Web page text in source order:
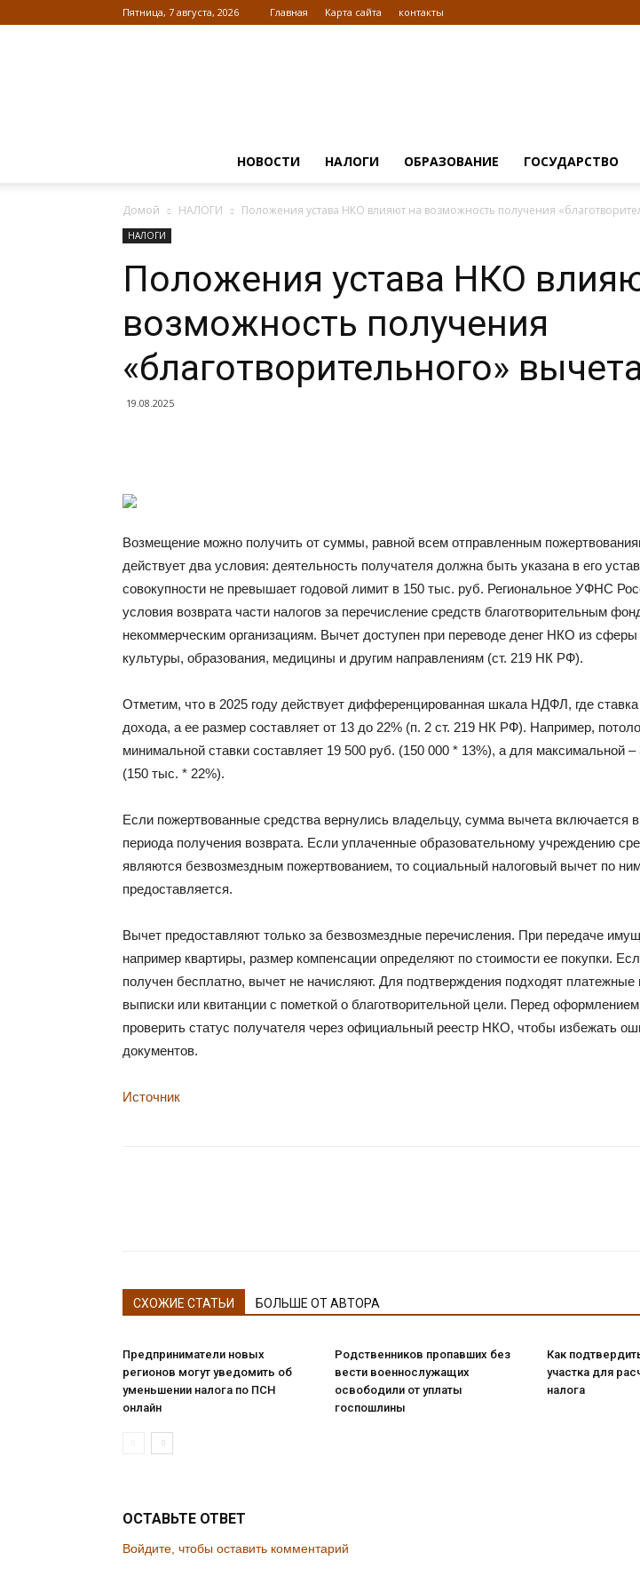
Пятница, 7 августа, 2026 Главная Карта сайта контакты
портал
НОВОСТИ НАЛОГИ ОБРАЗОВАНИЕ ГОСУДАРСТВО
Домой НАЛОГИ Положения устава НКО влияют на возможность получения
НАЛОГИ
Положения устава НКО
возможность получения
«благотворительного»
19.08.2025
Возмещение можно получить от суммы, равной всем отправленным
действует два условия: деятельность получателя должна быть указана в его
совокупности не превышает годовой лимит в 150 тыс. руб. Региональное УФНС
условия возврата части налогов за перечисление средств благотворительным
некоммерческим организациям. Вычет доступен при переводе денег НКО из сферы
культуры, образования, медицины и другим направлениям (ст. 219 НК РФ).
Отметим, что в 2025 году действует дифференцированная шкала НДФЛ, где ставка
дохода, а ее размер составляет от 13 до 22% (п. 2 ст. 219 НК РФ). Например,
минимальной ставки составляет 19 500 руб. (150 000 * 13%), а для максимальной
(150 тыс. * 22%).
Если пожертвованные средства вернулись владельцу, сумма вычета включается
периода получения возврата. Если уплаченные образовательному учреждению
являются безвозмездным пожертвованием, то социальный налоговый вычет по
предоставляется.
Вычет предоставляют только за безвозмездные перечисления. При передаче
например квартиры, размер компенсации определяют по стоимости ее покупки.
получен бесплатно, вычет не начисляют. Для подтверждения подходят платежные
выписки или квитанции с пометкой о благотворительной цели. Перед
проверить статус получателя через официальный реестр НКО, чтобы избежать
документов.
Источник
СХОЖИЕ СТАТЬИ БОЛЬШЕ ОТ АВТОРА
Предприниматели новых
регионов могут уведомить об
уменьшении налога по ПСН
онлайн
Родственников пропавших без
вести военнослужащих
освободили от уплаты
госпошлины
Как
участка для
налога
ОСТАВЬТЕ ОТВЕТ
Войдите, чтобы оставить комментарий